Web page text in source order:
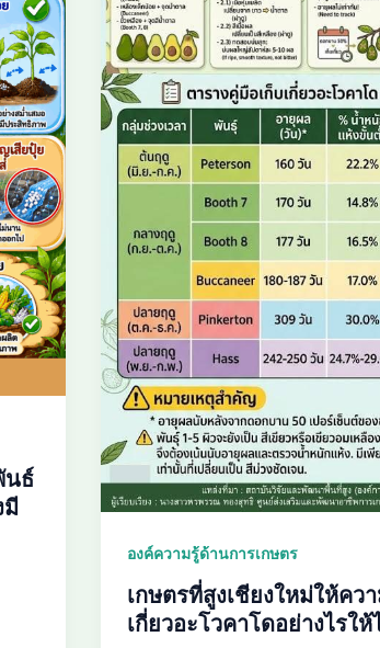
นธ์
องค์ความรู้ด้านการเกษตร
เกษตรที่สูงเชียงใหม่ให้คว
เกี่ยวอะโวคาโดอย่างไรใ